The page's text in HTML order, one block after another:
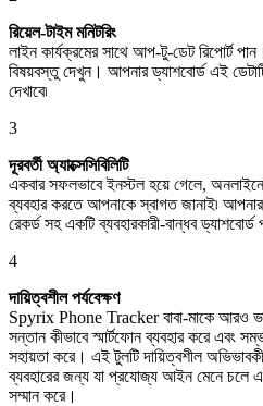
রিয়েল-টাইম মনিটরিং
লাইন কার্যক্রমের সাথে আপ-টু-ডেট রিপোর্ট
বিষয়বস্তু দেখুন। আপনার ড্যাশবোর্ড এই
দেখাবে৷
3
দূরবর্তী অ্যাক্সেসিবিলিটি
একবার সফলভাবে ইনস্টল হয়ে গেলে,
ব্যবহার করতে আপনাকে স্বাগত জানাই৷ আপনার
রেকর্ড সহ একটি ব্যবহারকারী-বান্ধব ড্যাশবোর্ড
4
দায়িত্বশীল পর্যবেক্ষণ
Spyrix Phone Tracker বাবা-মাকে আরও
সন্তান কীভাবে স্মার্টফোন ব্যবহার করে এবং
সহায়তা করে। এই টুলটি দায়িত্বশীল
ব্যবহারের জন্য যা প্রযোজ্য আইন মেনে চলে
সম্মান করে।